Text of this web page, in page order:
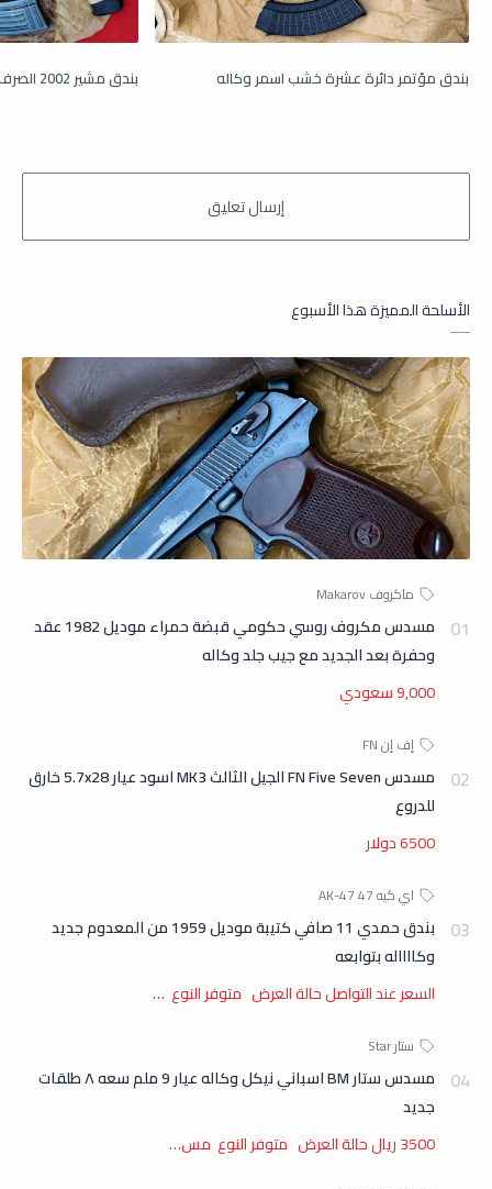
بندق مؤتمر دائرة عشرة خشب اسمر وكاله بندق مشير 2002 الصرف القديم وكاله
الأسلحة المميزة هذا الأسبوع
مسدس مكروف روسي حكومي قبضة حمراء موديل 1982 عقد
وحفرة بعد الجديد مع جيب جلد وكاله
9,000 سعودي
مسدس FN Five Seven الجيل الثالث MK3 اسود عيار 5.7x28 خارق
للدروع
6500 دولار
بندق حمدي 11 صافي كتيبة موديل 1959 من المعدوم جديد
وكااااله بتوابعه
السعر عند التواصل حالة العرض متوفر النوع …
مسدس ستار BM اسباني نيكل وكاله عيار 9 ملم سعه ٨ طلقات
جديد
3500 ريال حالة العرض متوفر النوع مس…